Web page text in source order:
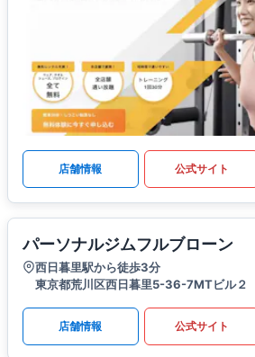
店舗情報 公式サイト
パーソナルジムフルブローン
西日暮里駅から徒歩3分
東京都荒川区西日暮里5-36-7MTビル２
店舗情報 公式サイト